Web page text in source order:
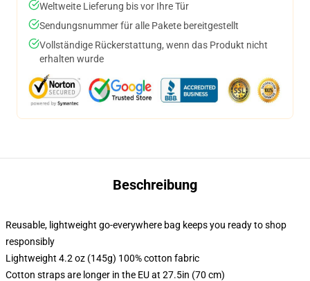
Weltweite Lieferung bis vor Ihre Tür
Sendungsnummer für alle Pakete bereitgestellt
Vollständige Rückerstattung, wenn das Produkt nicht
erhalten wurde
Beschreibung
Reusable, lightweight go-everywhere bag keeps you ready to shop
responsibly
Lightweight 4.2 oz (145g) 100% cotton fabric
Cotton straps are longer in the EU at 27.5in (70 cm)